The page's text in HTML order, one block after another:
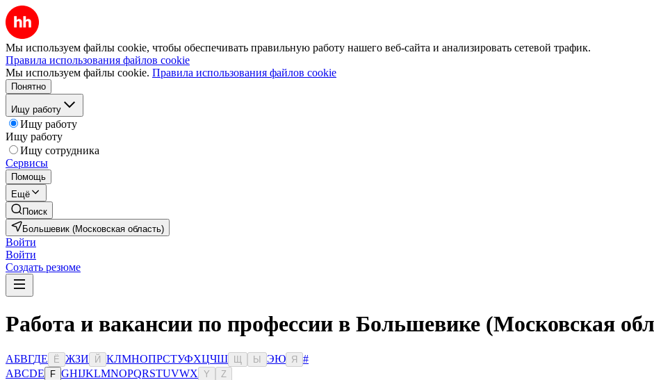
Мы используем файлы cookie, чтобы обеспечивать правильную работу нашего веб-сайта и анализировать сетевой трафик.
Правила использования файлов cookie
Мы используем файлы cookie. Правила использования файлов cookie
Понятно
Ищу работу
Ищу работу
Ищу работу
Ищу сотрудника
Сервисы
Помощь
Ещё
Поиск
Большевик (Московская область)
Войти
Войти
Создать резюме
Работа и вакансии по профессии в Большевике (Московская
АБВГДЕ Ё ЖЗИ Й КЛМНОПРСТУФХЦЧШ Ы ЭЮ Я
#
ABCDE F GHIJKLMNOPQRSTUVWX Y Z